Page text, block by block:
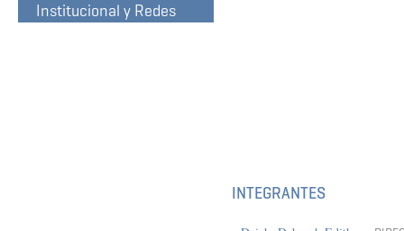
Institucional y Redes
INTEGRANTES